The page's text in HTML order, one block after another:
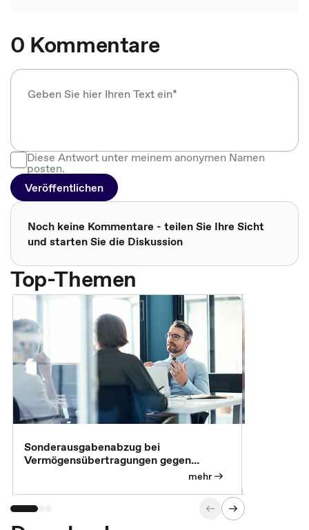
0 Kommentare
Diese Antwort unter meinem anonymen Namen
posten.
Veröffentlichen
Noch keine Kommentare - teilen Sie Ihre Sicht
und starten Sie die Diskussion
Top-Themen
Sonderausgabenabzug bei
Vermögensübertragungen gegen
mehr